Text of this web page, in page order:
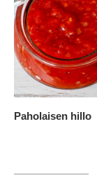
Paholaisen hillo